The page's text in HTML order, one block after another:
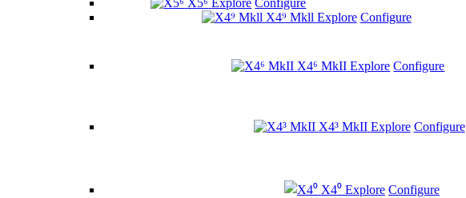
X4⁹ Mkll Explore Configure
X4⁶ MkII Explore Configure
X4³ MkII Explore Configure
X4⁰ Explore Configure